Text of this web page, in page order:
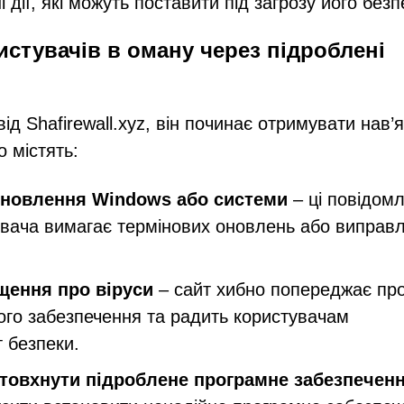
в оману через підроблені
Shafirewall.xyz, він починає отримувати
містять:
Windows або системи – ці
вимагає термінових оновлень або
про віруси – сайт хибно попереджає
забезпечення та радить користувачам
безпеки.
підроблене програмне